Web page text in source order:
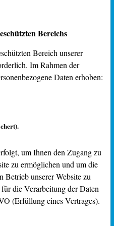
Bereichs
Bereich unserer
Im Rahmen der
Daten erhoben:
um Ihnen den Zugang zu
zu ermöglichen und um die
Betrieb unserer Website zu
die Verarbeitung der Daten
(Erfüllung eines Vertrages).